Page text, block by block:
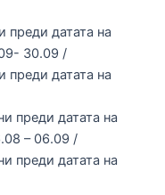
преди датата на
30.09 /
преди датата на
преди датата на
– 06.09 /
преди датата на